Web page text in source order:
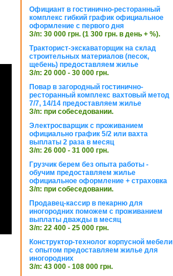
Официант в гостинично-ресторанный
комплекс гибкий график официальное
оформление с первого дня
З/п: 30 000 грн. (1 300 грн. в день + %).
Тракторист-экскаваторщик на склад
строительных материалов (песок,
щебень) предоставляем жилье
З/п: 20 000 - 30 000 грн.
Повар в загородный гостинично-
ресторанный комплекс вахтовый метод
7/7, 14/14 предоставляем жилье
З/п: при собеседовании.
Электросварщик с проживанием
официально график 5/2 или вахта
выплаты 2 раза в месяц
З/п: 26 000 - 31 000 грн.
Грузчик берем без опыта работы -
обучим предоставляем жилье
официальное оформление + страховка
З/п: при собеседовании.
Продавец-кассир в пекарню для
иногородних поможем с проживанием
выплаты дважды в месяц
З/п: 22 400 - 25 000 грн.
Конструктор-технолог корпусной мебели
с опытом предоставляем жилье для
иногородних
З/п: 43 000 - 108 000 грн.